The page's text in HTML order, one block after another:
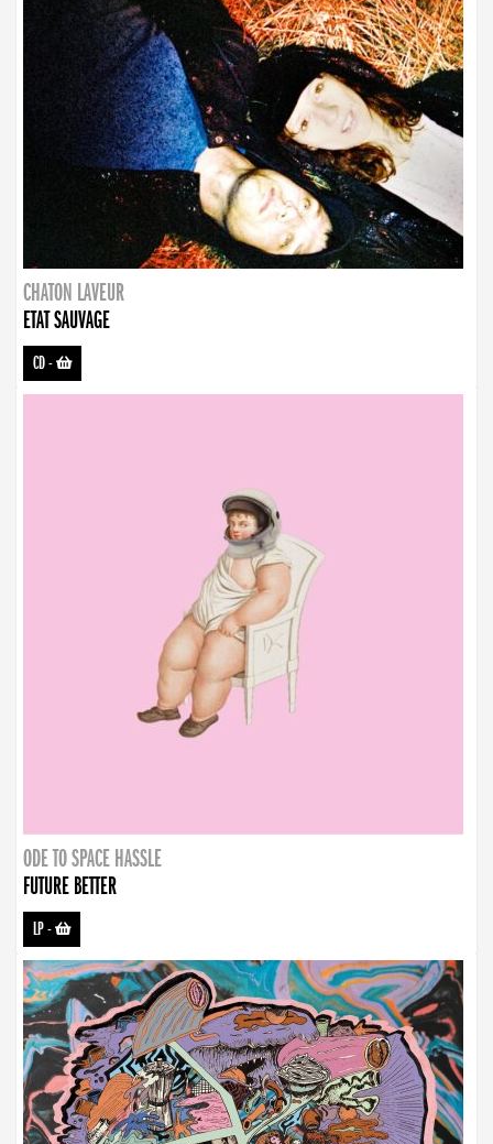
CHATON LAVEUR
ETAT SAUVAGE
CD-
ODE TO SPACE HASSLE
FUTURE BETTER
LP-